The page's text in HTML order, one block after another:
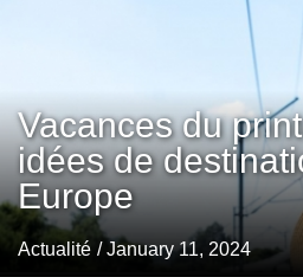
Vacances du
idées de
Europe
Actualité / January 11, 2024